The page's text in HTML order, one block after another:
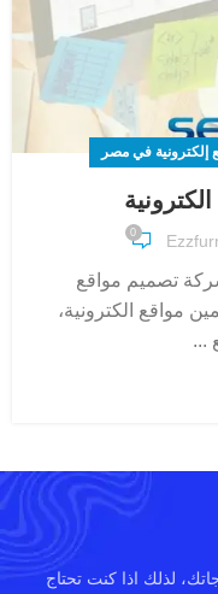
إلكترونية في مصر
0
تصميم مواقع
مواقع الكترونية،
...
لذلك اذا كنت تحتاج